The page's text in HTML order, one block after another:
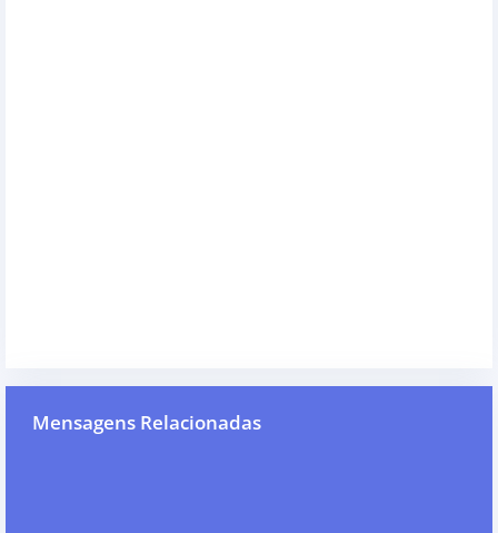
Mensagens Relacionadas